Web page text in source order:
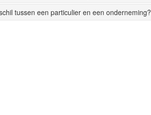
tussen een particulier en een onderneming?